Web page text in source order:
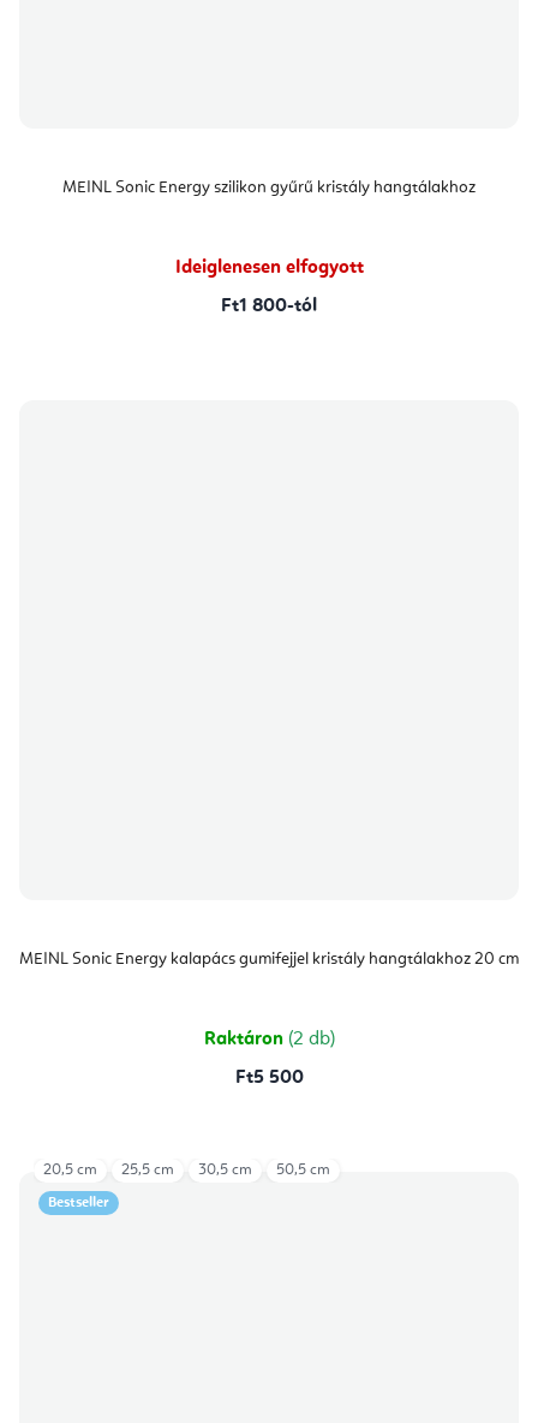
MEINL Sonic Energy szilikon gyűrű kristály hangtálakhoz
Ideiglenesen elfogyott
Ft1 800-tól
MEINL Sonic Energy kalapács gumifejjel kristály hangtálakhoz 20 cm
Raktáron (2 db)
Ft5 500
Bestseller
20,5 cm 25,5 cm 30,5 cm 50,5 cm